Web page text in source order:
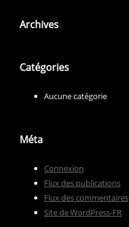
Archives
Catégories
Aucune catégorie
Méta
Connexion
Flux des publications
Flux des commentaires
Site de WordPress-FR